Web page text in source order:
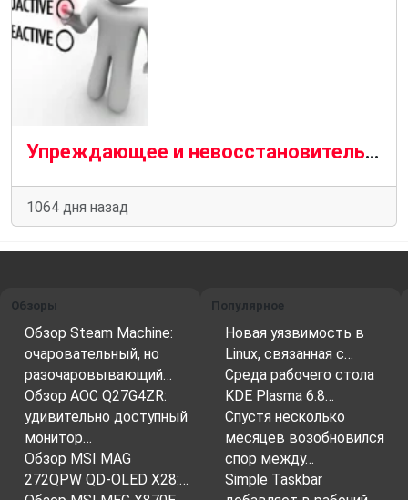
Упреждающее и невосстановительное планирование
1064 дня назад
Обзоры
Обзор Steam Machine:
очаровательный, но
разочаровывающий…
Обзор AOC Q27G4ZR:
удивительно доступный
монитор…
Обзор MSI MAG
272QPW QD-OLED X28:…
Популярное
Новая уязвимость в
Linux, связанная с…
Среда рабочего стола
KDE Plasma 6.8…
Спустя несколько
месяцев возобновился
спор между…
Simple Taskbar